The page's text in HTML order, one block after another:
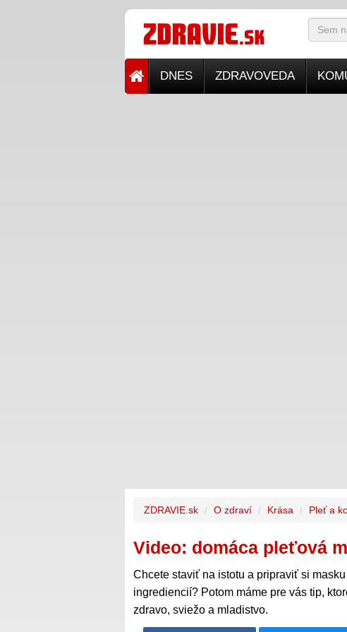
DNES ZDRAVOVEDA
ZDRAVIE.sk O zdraví Krása Pleť a
Video: domáca pleťová
Chcete staviť na istotu a pripraviť si
ingrediencií? Potom máme pre vás tip,
zdravo, sviežo a mladistvo.